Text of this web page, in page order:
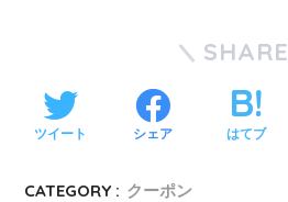
SHARE
ツイート シェア はてブ
CATEGORY : クーポン